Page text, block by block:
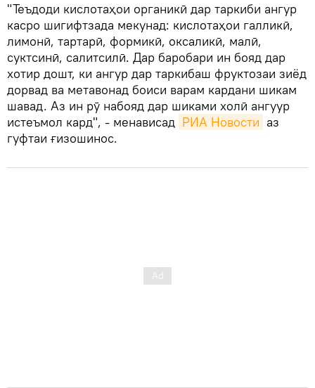
"Теъдоди кислотаҳои органикӣ дар таркиби ангур
касро шигифтзада мекунад: кислотаҳои галликӣ,
лимонӣ, тартарӣ, формикӣ, оксаликӣ, малӣ,
суктсинӣ, салитсилӣ. Дар баробари ин бояд дар
хотир дошт, ки ангур дар таркибаш фруктозаи зиёд
дорвад ва метавонад боиси варам кардани шикам
шавад. Аз ин рӯ набояд дар шиками холӣ ангуур
истеъмол кард", - менависад РИА Новости аз
гуфтаи ғизошинос.